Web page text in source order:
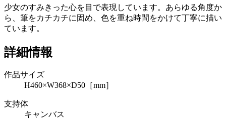
少女のすみきった心を目で表現しています。あらゆる角度か
ら、筆をカチカチに固め、色を重ね時間をかけて丁寧に描い
ています。
詳細情報
作品サイズ
H460×W368×D50［mm］
支持体
キャンバス